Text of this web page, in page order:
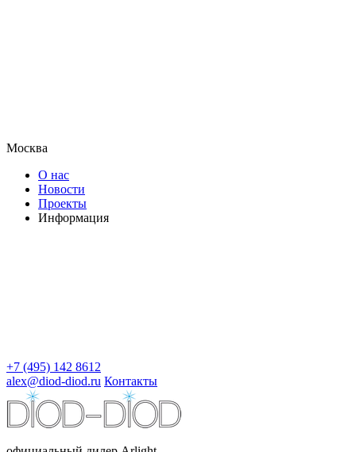
Москва
О нас
Новости
Проекты
Информация
+7 (495) 142 8612
alex@diod-diod.ru Контакты